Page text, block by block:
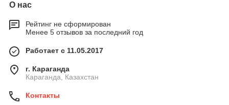
О нас
Рейтинг не сформирован
Менее 5 отзывов за последний год
Работает с 11.05.2017
г. Караганда
Караганда, Казахстан
Контакты